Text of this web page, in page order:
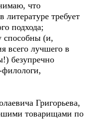
что
литературе требует
подхода;
способны (и,
всего лучшего в
безупречно
Григорьева,
товарищами по